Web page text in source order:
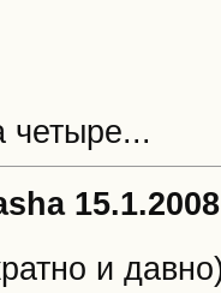
четыре...
и